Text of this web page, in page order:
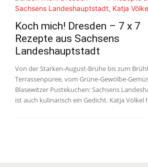
Koch mich! Dresden – 7 x 7
Rezepte aus Sachsens
Landeshauptstadt
Von der Starken-August-Brühe bis zum
Terrassenpüree, vom Grüne-Gewölbe-
Blasewitzer Pustekuchen: Sachsens
ist auch kulinarisch ein Gedicht. Katja Völkel